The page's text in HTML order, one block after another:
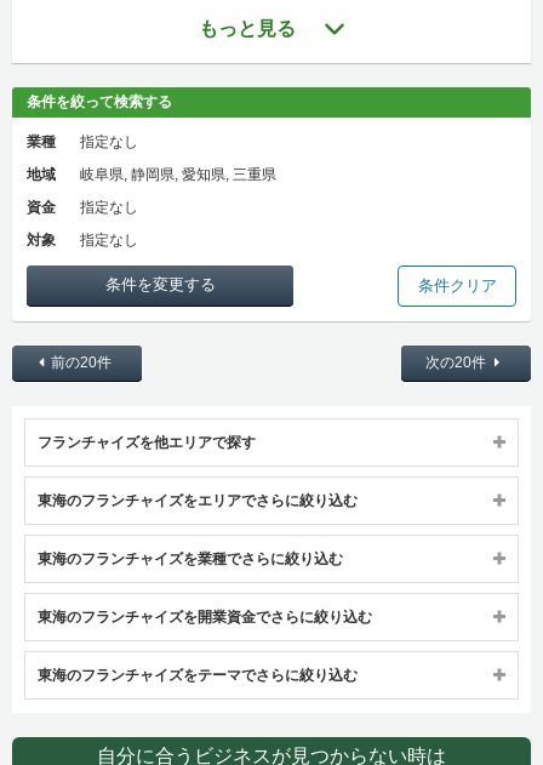
もっと見る
条件を絞って検索する
業種
指定なし
地域
岐阜県, 静岡県, 愛知県, 三重県
資金
指定なし
対象
指定なし
条件を変更する 条件クリア
前の20件 次の20件
フランチャイズを他エリアで探す
東海のフランチャイズをエリアでさらに絞り込む
東海のフランチャイズを業種でさらに絞り込む
東海のフランチャイズを開業資金でさらに絞り込む
東海のフランチャイズをテーマでさらに絞り込む
自分に合うビジネスが見つからない時は